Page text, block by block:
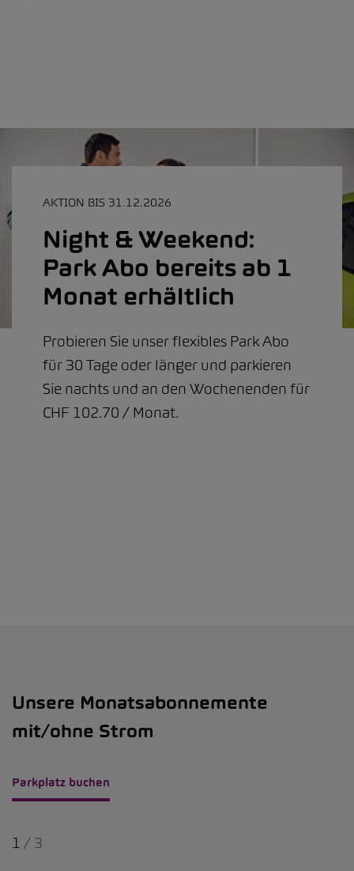
AKTION BIS 31.12.2026
Night & Weekend:
Park Abo bereits ab 1
Monat erhältlich
Probieren Sie unser flexibles Park Abo
für 30 Tage oder länger und parkieren
Sie nachts und an den Wochenenden für
CHF 102.70 / Monat.
Unsere Monatsabonnemente
mit/ohne Strom
Parkplatz buchen
1 / 3